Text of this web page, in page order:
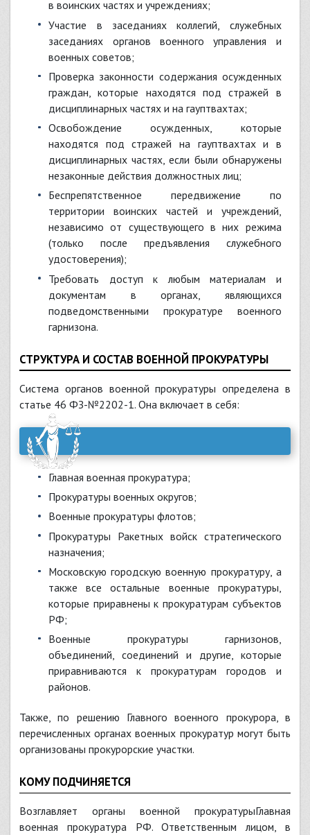
в воинских частях и учреждениях;
участие в заседаниях коллегий, служебных
заседаниях органов военного управления и
военных советов;
проверка законности содержания осужденных
граждан, которые находятся под стражей в
дисциплинарных частях и на гауптвахтах;
освобождение осужденных, которые
находятся под стражей на гауптвахтах и в
дисциплинарных частях, если были обнаружены
незаконные действия должностных лиц;
беспрепятственное передвижение по
территории воинских частей и учреждений,
независимо от существующего в них режима
(только после предъявления служебного
удостоверения);
требовать доступ к любым материалам и
документам в органах, являющихся
подведомственными прокуратуре военного
гарнизона.
СТРУКТУРА И СОСТАВ ВОЕННОЙ ПРОКУРАТУРЫ
Система органов военной прокуратуры определена в
статье 46 ФЗ-№2202-1. Она включает в себя:
Главная военная прокуратура;
прокуратуры военных округов;
военные прокуратуры флотов;
прокуратуры Ракетных войск стратегического
назначения;
Московскую городскую военную прокуратуру, а
также все остальные военные прокуратуры,
которые приравнены к прокуратурам субъектов
РФ;
военные прокуратуры гарнизонов,
объединений, соединений и другие, которые
приравниваются к прокуратурам городов и
районов.
Также, по решению Главного военного прокурора, в
перечисленных органах военных прокуратур могут быть
организованы прокурорские участки.
КОМУ ПОДЧИНЯЕТСЯ
Возглавляет органы военной прокуратурыГлавная
военная прокуратура РФ. Ответственным лицом, в